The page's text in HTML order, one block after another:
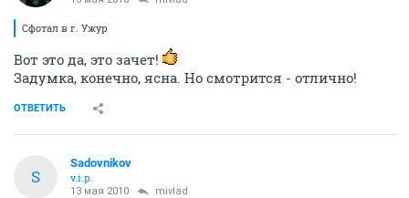
Сфотал в г. Ужур
Вот это да, это зачет!
Задумка, конечно, ясна. Но смотрится - отлично!
ОТВЕТИТЬ
S
Sadovnikov
v.i.p.
13 мая 2010 mivlad